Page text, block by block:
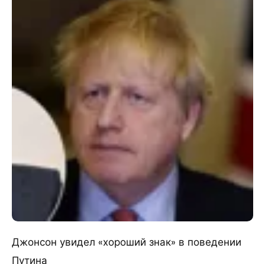
Джонсон увидел «хороший знак» в поведении
Путина